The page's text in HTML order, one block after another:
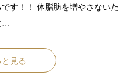
す！！ 体脂肪を増やさないた
…
見る